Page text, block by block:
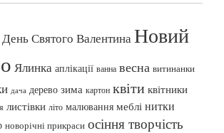
День Святого ВалентинаНовий
Ялинка аплікації ванна весна витинанки
дача дерево зима картон квіти квітники
листівки літо малювання меблі нитки
новорічні прикраси осіння творчість